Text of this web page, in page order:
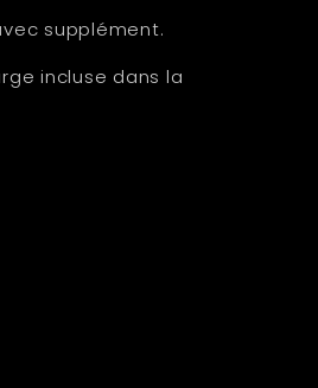
supplément.
incluse dans la